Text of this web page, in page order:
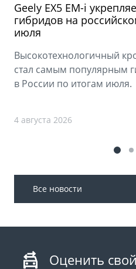
Geely EX5 EM-i
гибридов на
июля
Высокотехнологичный
стал самым популярным
в России по итогам июля.
4 августа 2026
Все новости
Оценить